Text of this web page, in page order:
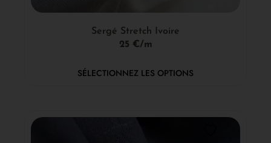
Sergé Stretch Ivoire
25 €/m
SÉLECTIONNEZ LES OPTIONS